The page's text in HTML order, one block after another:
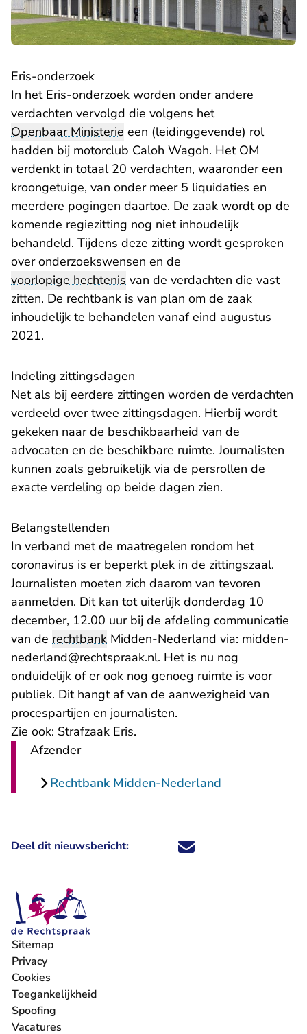
Eris-onderzoek
In het Eris-onderzoek worden onder andere
verdachten vervolgd die volgens het
Openbaar Ministerie een (leidinggevende) rol
hadden bij motorclub Caloh Wagoh. Het OM
verdenkt in totaal 20 verdachten, waaronder een
kroongetuige, van onder meer 5 liquidaties en
meerdere pogingen daartoe. De zaak wordt op de
komende regiezitting nog niet inhoudelijk
behandeld. Tijdens deze zitting wordt gesproken
over onderzoekswensen en de
voorlopige hechtenis van de verdachten die vast
zitten. De rechtbank is van plan om de zaak
inhoudelijk te behandelen vanaf eind augustus
2021.
Indeling zittingsdagen
Net als bij eerdere zittingen worden de verdachten
verdeeld over twee zittingsdagen. Hierbij wordt
gekeken naar de beschikbaarheid van de
advocaten en de beschikbare ruimte. Journalisten
kunnen zoals gebruikelijk via de persrollen de
exacte verdeling op beide dagen zien.
Belangstellenden
In verband met de maatregelen rondom het
coronavirus is er beperkt plek in de zittingszaal.
Journalisten moeten zich daarom van tevoren
aanmelden. Dit kan tot uiterlijk donderdag 10
december, 12.00 uur bij de afdeling communicatie
van de rechtbank Midden-Nederland via: midden-
nederland@rechtspraak.nl- U verlaat Rechtspraak.nl
. Het is nu nog
onduidelijk of er ook nog genoeg ruimte is voor
publiek. Dit hangt af van de aanwezigheid van
procespartijen en journalisten.
Zie ook: Strafzaak Eris.
Afzender
Rechtbank Midden-Nederland
Deel dit nieuwsbericht: Deel dit nieuwsbericht via X -
Deel dit nieuwsbericht via
Deel dit nieuwsbericht
Deel dit
Sitemap
Privacy
Cookies
Toegankelijkheid
Spoofing
Vacatures